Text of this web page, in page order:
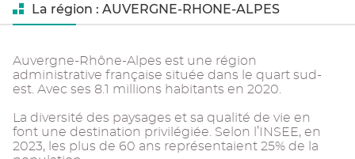
La région : AUVERGNE-RHONE-ALPES
Auvergne-Rhône-Alpes est une région
administrative française située dans le quart sud-
est. Avec ses 8.1 millions habitants en 2020.
La diversité des paysages et sa qualité de vie en
font une destination privilégiée. Selon l’INSEE, en
2023, les plus de 60 ans représentaient 25% de la